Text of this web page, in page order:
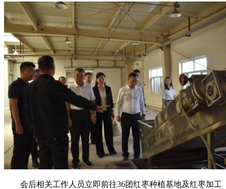
会后相关工作人员立即前往36团红枣种植基地及红枣加工